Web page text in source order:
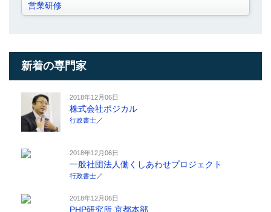
営業研修
新着の専門家
2018年12月06日
株式会社ポジカル
行政書士 ／
2018年12月06日
一般社団法人働くしあわせプロジェクト
行政書士 ／
2018年12月06日
PHP研究所 京都本部